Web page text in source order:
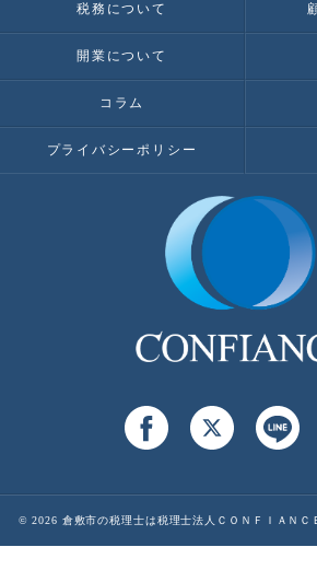
税務について
開業について
コラム
プライバシーポリシー
© 2026 倉敷市の税理士は税理士法人ＣＯＮＦＩＡＮＣ